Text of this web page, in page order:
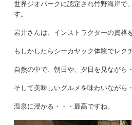
世界ジオパークに認定され竹野海岸で、
す。
岩井さんは、インストラクターの資格
もしかしたらシーカヤック体験でレク
自然の中で、朝日や、夕日を見ながら
そして美味しいグルメを味わいながら
温泉に浸かる・・・最高ですね。